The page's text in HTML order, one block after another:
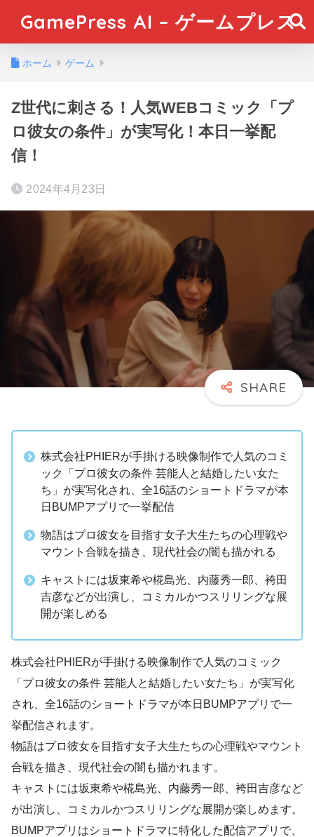
GamePress AI – ゲームプレス
ホーム ゲーム
Z世代に刺さる！人気WEBコミック「プ
ロ彼女の条件」が実写化！本日一挙配
信！
2024年4月23日
株式会社PHIERが手掛ける映像制作で人気のコミ
ック「プロ彼女の条件 芸能人と結婚したい女た
ち」が実写化され、全16話のショートドラマが本
日BUMPアプリで一挙配信
物語はプロ彼女を目指す女子大生たちの心理戦や
マウント合戦を描き、現代社会の闇も描かれる
キャストには坂東希や椛島光、内藤秀一郎、袴田
吉彦などが出演し、コミカルかつスリリングな展
開が楽しめる
株式会社PHIERが手掛ける映像制作で人気のコミック
「プロ彼女の条件 芸能人と結婚したい女たち」が実写化
され、全16話のショートドラマが本日BUMPアプリで一
挙配信されます。
物語はプロ彼女を目指す女子大生たちの心理戦やマウント
合戦を描き、現代社会の闇も描かれます。
キャストには坂東希や椛島光、内藤秀一郎、袴田吉彦など
が出演し、コミカルかつスリリングな展開が楽しめます。
BUMPアプリはショートドラマに特化した配信アプリで、